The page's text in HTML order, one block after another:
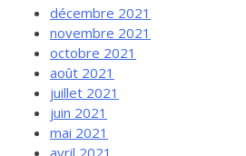
décembre 2021
novembre 2021
octobre 2021
août 2021
juillet 2021
juin 2021
mai 2021